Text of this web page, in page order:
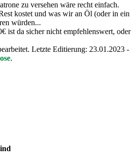
zu versehen wäre recht einfach.
kostet und was wir an Öl (oder in ein
würden...
ist da sicher nicht empfehlenswert, oder
Letzte Editierung: 23.01.2023 -
.